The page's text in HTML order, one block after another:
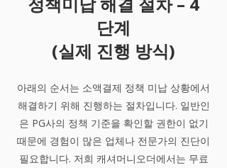
단계
(실제 진행 방식)
아래의 순서는 소액결제 정책 미납 상황에서
해결하기 위해 진행하는 절차입니다. 일반인
은 PG사의 정책 기준을 확인할 권한이 없기
때문에 경험이 많은 업체나 전문가의 진단이
필요합니다. 저희 캐셔머니오더에서는 무료